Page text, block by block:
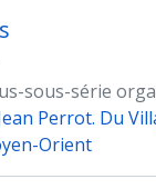
sous-série
Perrot. Du
Orient